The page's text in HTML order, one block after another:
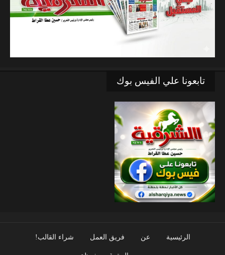
تابعونا علي الفيس بوك
الرئيسية عن فريق العمل شراء القالب!